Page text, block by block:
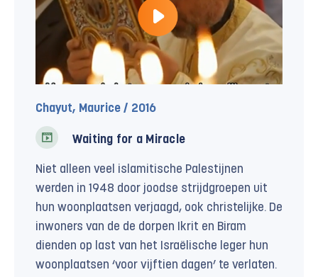
Chayut, Maurice / 2016
Waiting for a Miracle
Niet alleen veel islamitische Palestijnen
werden in 1948 door joodse strijdgroepen uit
hun woonplaatsen verjaagd, ook christelijke. De
inwoners van de de dorpen Ikrit en Biram
dienden op last van het Israëlische leger hun
woonplaatsen ‘voor vijftien dagen’ te verlaten.